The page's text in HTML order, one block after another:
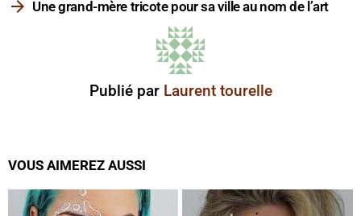
Une grand-mère tricote pour sa ville au nom de l’art
Publié par Laurent tourelle
VOUS AIMEREZ AUSSI